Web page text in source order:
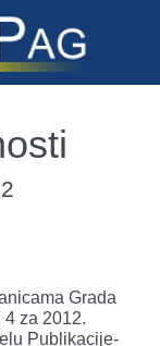
Grada
za 2012.
Publikacije-